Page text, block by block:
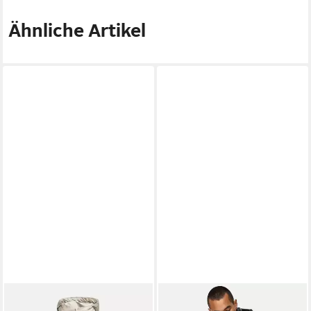
Ähnliche Artikel